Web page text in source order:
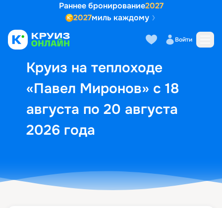
Раннее бронирование2027
2027миль каждому
Войти
Круиз на теплоходе
«Павел Миронов» с 18
августа по 20 августа
2026 года
Выбор кают Маршрут и